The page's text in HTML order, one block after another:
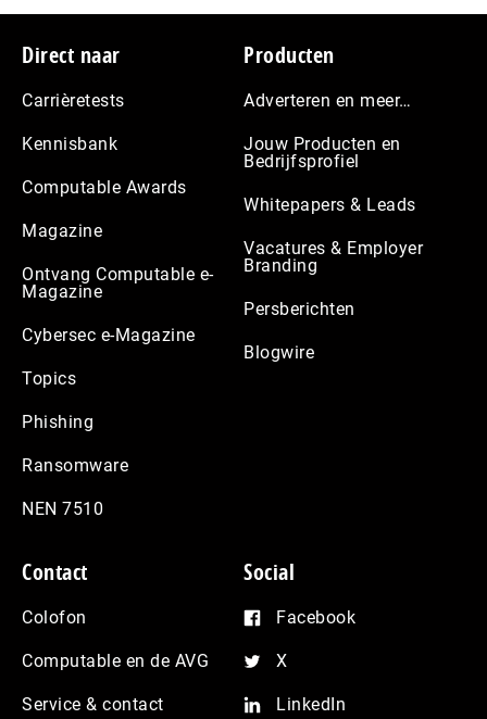
Footer
Direct naar
Carrièretests
Kennisbank
Computable Awards
Magazine
Ontvang Computable e-
Magazine
Cybersec e-Magazine
Topics
Phishing
Ransomware
NEN 7510
Producten
Adverteren en meer…
Jouw Producten en
Bedrijfsprofiel
Whitepapers & Leads
Vacatures & Employer
Branding
Persberichten
Blogwire
Contact
Colofon
Computable en de AVG
Service & contact
Social
Facebook
X
LinkedIn